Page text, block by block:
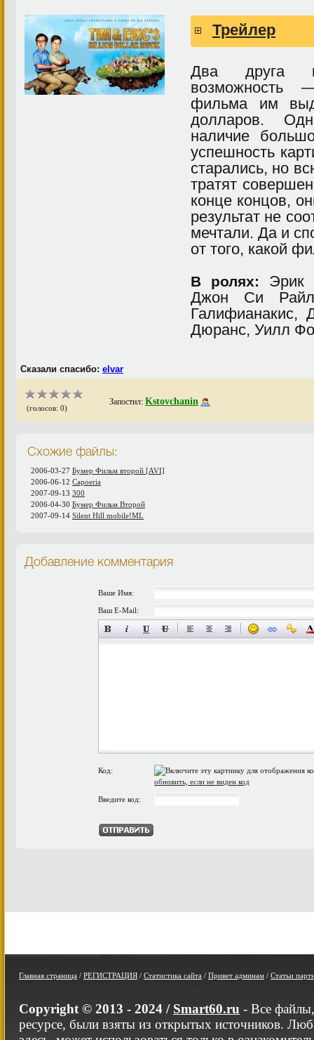
Трейлер
Два друга
возможность
фильма им
долларов.
наличие
успешность
старались, но
тратят
конце концов,
результат не
мечтали. Да и
от того, какой
В ролях:
Эрик
Джон Си
Дюранс, Уилл
Сказали спасибо: elvar
(голосов: 0)
Запостил: Kstovchanin
Схожие файлы:
2006-03-27 Бумер Фильм второй [AVI]
2006-06-12 Capoeria
2007-09-13 300
2006-04-30 Бумер Фильм Второй
2007-09-14 Silent Hill mobile!ML
Добавление комментария
Ваше Имя:
Ваш E-Mail:
Код:
обновить, если не виден код
Введите код:
Главная страница / РЕГИСТРАЦИЯ / Статистика сайта / Привет админам / Статьи
Copyright © 2013 - 2024 / Smart60.ru - Все
ресурсе, были взяты из открытых источников.